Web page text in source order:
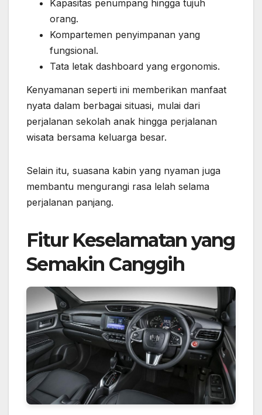
Kapasitas penumpang hingga tujuh
orang.
Kompartemen penyimpanan yang
fungsional.
Tata letak dashboard yang ergonomis.
Kenyamanan seperti ini memberikan manfaat
nyata dalam berbagai situasi, mulai dari
perjalanan sekolah anak hingga perjalanan
wisata bersama keluarga besar.
Selain itu, suasana kabin yang nyaman juga
membantu mengurangi rasa lelah selama
perjalanan panjang.
Fitur Keselamatan yang
Semakin Canggih